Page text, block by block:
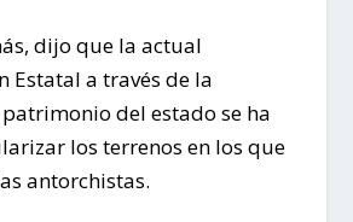
dijo que la actual
Estatal a través de la
del estado se ha
los terrenos en los que
antorchistas.